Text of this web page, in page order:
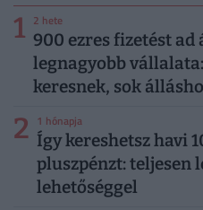
1 2 hete
900 ezres fizetést
legnagyobb
keresnek, sok
2 1 hónapja
Így kereshetsz havi
pluszpénzt: teljesen
lehetőséggel